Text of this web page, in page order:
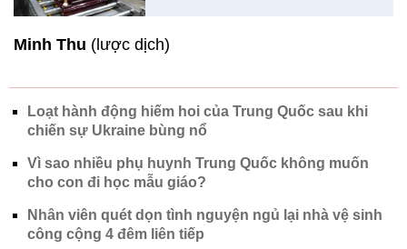
Minh Thu (lược dịch)
Loạt hành động hiếm hoi của Trung Quốc sau khi
chiến sự Ukraine bùng nổ
Vì sao nhiều phụ huynh Trung Quốc không muốn
cho con đi học mẫu giáo?
Nhân viên quét dọn tình nguyện ngủ lại nhà vệ sinh
công cộng 4 đêm liên tiếp